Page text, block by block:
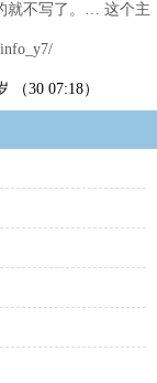
就不写了。… 这个主
（30 07:18）